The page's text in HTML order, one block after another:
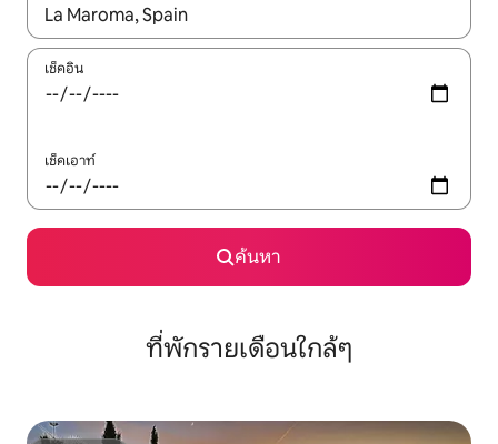
ใช้ลูกศรขึ้นลง หรือใช้การสัมผัสหรือปัด เพื่อสำรวจผลการค้นหา
เช็คอิน
เช็คเอาท์
ค้นหา
ที่พักรายเดือนใกล้ๆ